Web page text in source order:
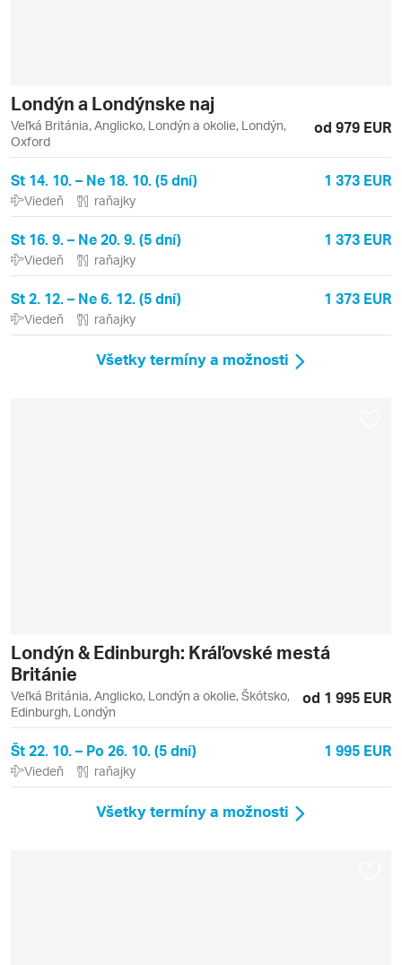
Londýn a Londýnske naj
Veľká Británia, Anglicko, Londýn a okolie, Londýn,
Oxford
od 979 EUR
St 14. 10. – Ne 18. 10. (5 dní) 1 373 EUR
Viedeň raňajky
St 16. 9. – Ne 20. 9. (5 dní) 1 373 EUR
Viedeň raňajky
St 2. 12. – Ne 6. 12. (5 dní) 1 373 EUR
Viedeň raňajky
Všetky termíny a možnosti
Londýn & Edinburgh: Kráľovské mestá
Británie
Veľká Británia, Anglicko, Londýn a okolie, Škótsko,
Edinburgh, Londýn
od 1 995 EUR
Št 22. 10. – Po 26. 10. (5 dní) 1 995 EUR
Viedeň raňajky
Všetky termíny a možnosti